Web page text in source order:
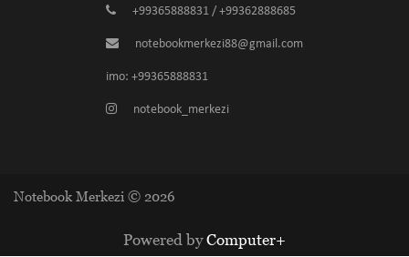
+99365888831 / +99362888685
notebookmerkezi88@gmail.com
imo: +99365888831
notebook_merkezi
Notebook Merkezi © 2026
Powered byComputer+